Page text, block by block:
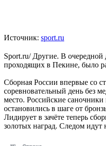
Источник: sport.ru
Sport.ru/ Другие. В
проходящих в Пекине, было
Сборная России впервые со
соревновательный день без
место. Российские
остановились в шаге от
Лидирует в зачёте теперь
золотых наград. Следом